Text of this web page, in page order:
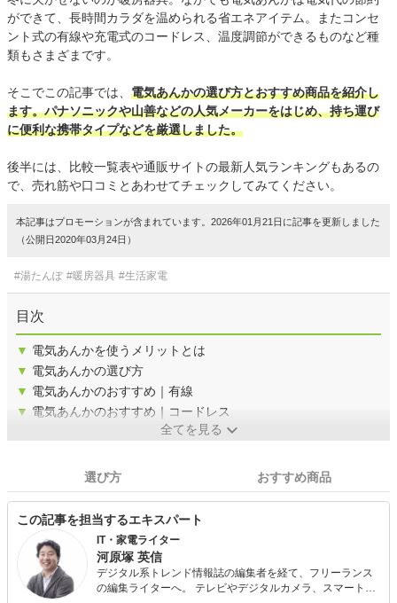
ができて、長時間カラダを温められる省エネアイテム。またコンセ
ント式の有線や充電式のコードレス、温度調節ができるものなど種
類もさまざまです。
そこでこの記事では、 電気あんかの選び方とおすすめ商品を紹介し
ます。パナソニックや山善などの人気メーカーをはじめ、持ち運び
に便利な携帯タイプなどを厳選しました。
後半には、比較一覧表や通販サイトの最新人気ランキングもあるの
で、売れ筋や口コミとあわせてチェックしてみてください。
本記事はプロモーションが含まれています。2026年01月21日に記事を更新しました
（公開日2020年03月24日）
#湯たんぽ #暖房器具 #生活家電
目次
▼ 電気あんかを使うメリットとは
▼ 電気あんかの選び方
▼ 電気あんかのおすすめ｜有線
▼ 電気あんかのおすすめ｜コードレス
全てを見る
選び方 おすすめ商品
この記事を担当するエキスパート
IT・家電ライター
河原塚 英信
デジタル系トレンド情報誌の編集者を経て、フリーランス
の編集ライターへ。 テレビやデジタルカメラ、スマートフ